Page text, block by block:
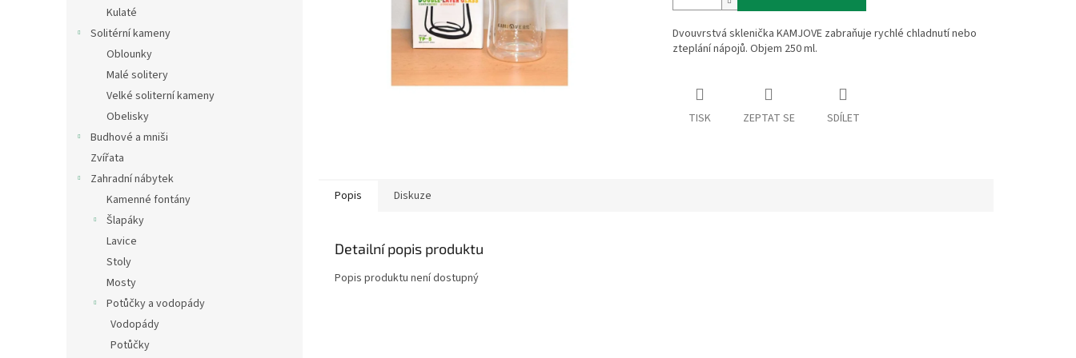
Kulaté
Solitérní kameny
Oblounky
Malé solitery
Velké soliterní kameny
Obelisky
Budhové a mniši
Zvířata
Zahradní nábytek
Kamenné fontány
Šlapáky
Lavice
Stoly
Mosty
Potůčky a vodopády
Vodopády
Potůčky
Dvouvrstvá sklenička KAMJOVE zabraňuje rychlé chladnutí nebo
zteplání nápojů. Objem 250 ml.
TISK ZEPTAT SE SDÍLET
Popis Diskuze
Detailní popis produktu
Popis produktu není dostupný